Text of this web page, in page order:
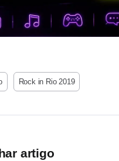
Rock in Rio 2019
artigo